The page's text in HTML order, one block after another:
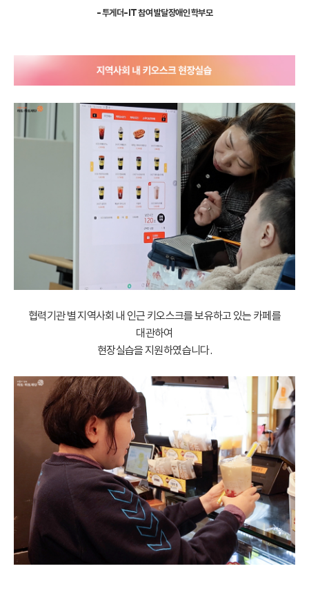
- 투게더-IT 참여 발달장애인 학부모
협력기관 별 지역사회 내 인근 키오스크를 보유하고 있는 카페를
대관하여
현장실습을 지원하였습니다.